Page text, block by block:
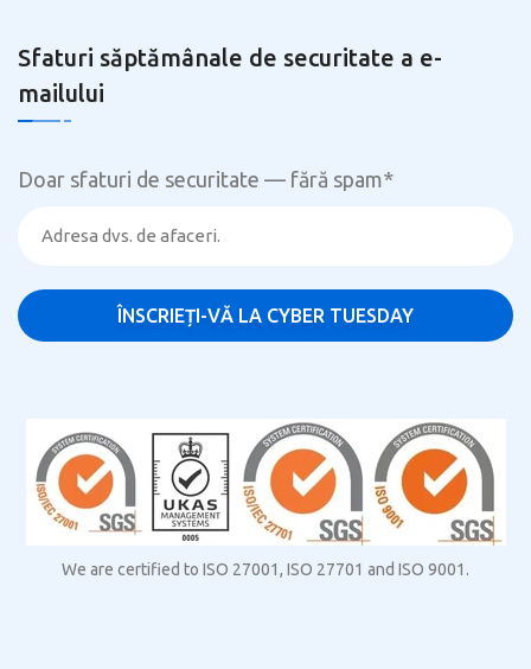
Sfaturi săptămânale de securitate a e-
mailului
Doar sfaturi de securitate — fără spam*
We are certified to ISO 27001, ISO 27701 and ISO 9001.